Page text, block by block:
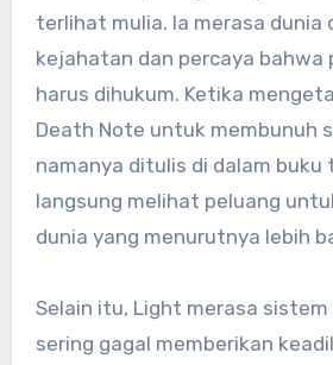
terlihat mulia. Ia merasa dunia
kejahatan dan percaya bahwa
harus dihukum. Ketika
Death Note untuk membunuh
namanya ditulis di dalam
langsung melihat peluang
dunia yang menurutnya lebih
Selain itu, Light merasa sistem
sering gagal memberikan